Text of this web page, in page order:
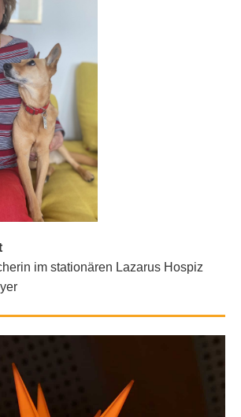
im stationären Lazarus Hospiz